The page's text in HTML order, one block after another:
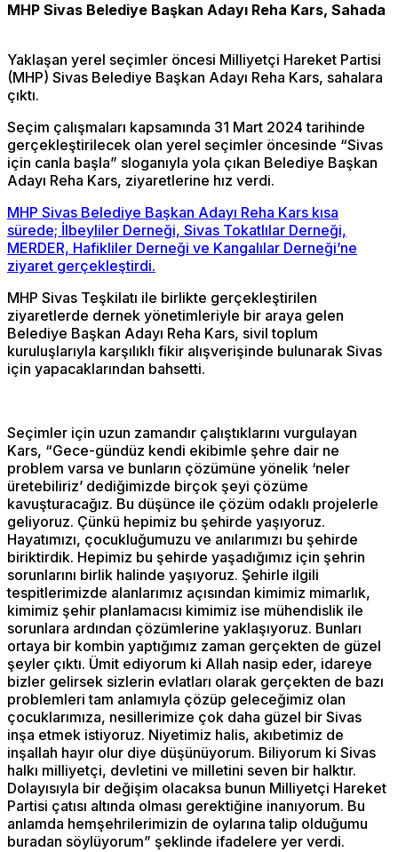
MHP Sivas Belediye Başkan Adayı Reha Kars, Sahada
Yaklaşan yerel seçimler öncesi Milliyetçi Hareket Partisi
(MHP) Sivas Belediye Başkan Adayı Reha Kars, sahalara
çıktı.
Seçim çalışmaları kapsamında 31 Mart 2024 tarihinde
gerçekleştirilecek olan yerel seçimler öncesinde “Sivas
için canla başla” sloganıyla yola çıkan Belediye Başkan
Adayı Reha Kars, ziyaretlerine hız verdi.
MHP Sivas Belediye Başkan Adayı Reha Kars kısa
sürede; İlbeyliler Derneği, Sivas Tokatlılar Derneği,
MERDER, Hafikliler Derneği ve Kangalılar Derneği’ne
ziyaret gerçekleştirdi.
MHP Sivas Teşkilatı ile birlikte gerçekleştirilen
ziyaretlerde dernek yönetimleriyle bir araya gelen
Belediye Başkan Adayı Reha Kars, sivil toplum
kuruluşlarıyla karşılıklı fikir alışverişinde bulunarak Sivas
için yapacaklarından bahsetti.
Seçimler için uzun zamandır çalıştıklarını vurgulayan
Kars, “Gece-gündüz kendi ekibimle şehre dair ne
problem varsa ve bunların çözümüne yönelik ‘neler
üretebiliriz’ dediğimizde birçok şeyi çözüme
kavuşturacağız. Bu düşünce ile çözüm odaklı projelerle
geliyoruz. Çünkü hepimiz bu şehirde yaşıyoruz.
Hayatımızı, çocukluğumuzu ve anılarımızı bu şehirde
biriktirdik. Hepimiz bu şehirde yaşadığımız için şehrin
sorunlarını birlik halinde yaşıyoruz. Şehirle ilgili
tespitlerimizde alanlarımız açısından kimimiz mimarlık,
kimimiz şehir planlamacısı kimimiz ise mühendislik ile
sorunlara ardından çözümlerine yaklaşıyoruz. Bunları
ortaya bir kombin yaptığımız zaman gerçekten de güzel
şeyler çıktı. Ümit ediyorum ki Allah nasip eder, idareye
bizler gelirsek sizlerin evlatları olarak gerçekten de bazı
problemleri tam anlamıyla çözüp geleceğimiz olan
çocuklarımıza, nesillerimize çok daha güzel bir Sivas
inşa etmek istiyoruz. Niyetimiz halis, akıbetimiz de
inşallah hayır olur diye düşünüyorum. Biliyorum ki Sivas
halkı milliyetçi, devletini ve milletini seven bir halktır.
Dolayısıyla bir değişim olacaksa bunun Milliyetçi Hareket
Partisi çatısı altında olması gerektiğine inanıyorum. Bu
anlamda hemşehrilerimizin de oylarına talip olduğumu
buradan söylüyorum” şeklinde ifadelere yer verdi.